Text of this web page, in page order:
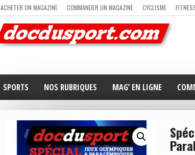
ACHETER UN MAGAZINE COMMANDER UN MAGAZINE CYCLISME
TRAIL RUNNING
TRIATHLON VOILE NEWSLETTER MAG’ EN LIGNE
SPORTS NOS RUBRIQUES MAG’ EN LIGNE